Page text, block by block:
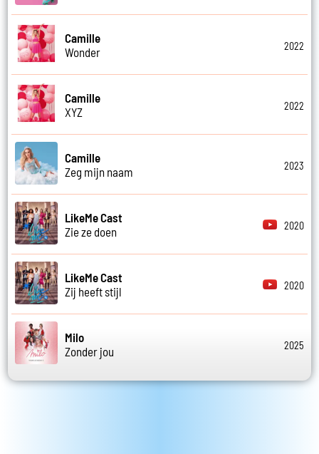
Camille
Wonder
2022
Camille
XYZ
2022
Camille
Zeg mijn naam
2023
LikeMe Cast
Zie ze doen
2020
LikeMe Cast
Zij heeft stijl
2020
Milo
Zonder jou
2025